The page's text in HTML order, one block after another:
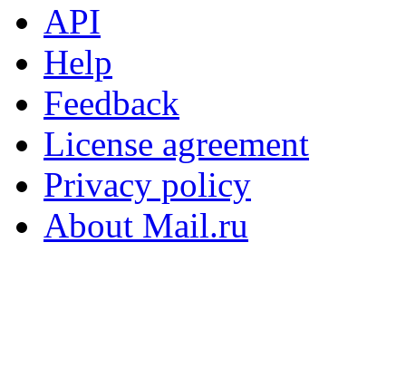
API
Help
Feedback
License agreement
Privacy policy
About Mail.ru